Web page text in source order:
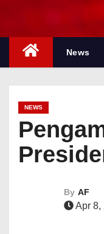
News
NEWS
By AF
Apr 8,